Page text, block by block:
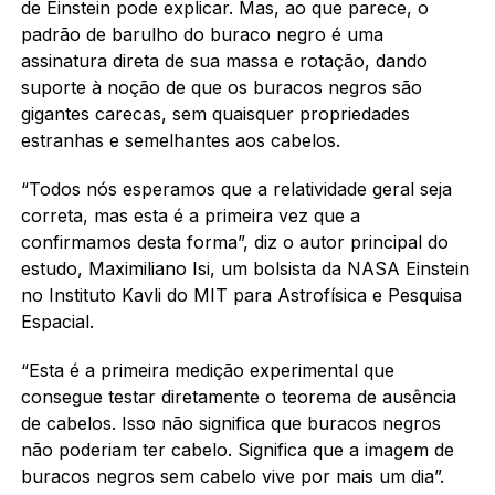
de Einstein pode explicar. Mas, ao que parece, o
padrão de barulho do buraco negro é uma
assinatura direta de sua massa e rotação, dando
suporte à noção de que os buracos negros são
gigantes carecas, sem quaisquer propriedades
estranhas e semelhantes aos cabelos.
“Todos nós esperamos que a relatividade geral seja
correta, mas esta é a primeira vez que a
confirmamos desta forma”, diz o autor principal do
estudo, Maximiliano Isi, um bolsista da NASA Einstein
no Instituto Kavli do MIT para Astrofísica e Pesquisa
Espacial.
“Esta é a primeira medição experimental que
consegue testar diretamente o teorema de ausência
de cabelos. Isso não significa que buracos negros
não poderiam ter cabelo. Significa que a imagem de
buracos negros sem cabelo vive por mais um dia”.